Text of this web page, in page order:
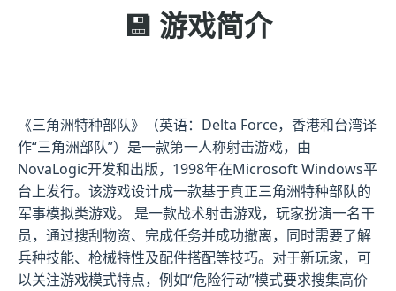
💾 游戏简介
《三角洲特种部队》（英语：Delta Force，香港和台湾译
作“三角洲部队”）是一款第一人称射击游戏，由
NovaLogic开发和出版，1998年在Microsoft Windows平
台上发行。该游戏设计成一款基于真正三角洲特种部队的
军事模拟类游戏。 是一款战术射击游戏，玩家扮演一名干
员，通过搜刮物资、完成任务并成功撤离，同时需要了解
兵种技能、枪械特性及配件搭配等技巧。对于新玩家，可
以关注游戏模式特点，例如“危险行动”模式要求搜集高价